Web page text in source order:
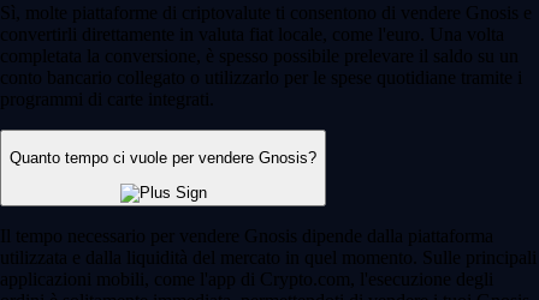
Sì, molte piattaforme di criptovalute ti consentono di vendere Gnosis e
convertirli direttamente in valuta fiat locale, come l'euro. Una volta
completata la conversione, è spesso possibile prelevare il saldo su un
conto bancario collegato o utilizzarlo per le spese quotidiane tramite i
programmi di carte integrati.
Quanto tempo ci vuole per vendere Gnosis?
Il tempo necessario per vendere Gnosis dipende dalla piattaforma
utilizzata e dalla liquidità del mercato in quel momento. Sulle principali
applicazioni mobili, come l'app di Crypto.com, l'esecuzione degli